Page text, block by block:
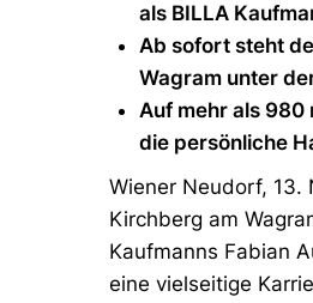
als BILLA
Ab sofort steht
Wagram unter
Auf mehr als 980
die persönliche
Wiener Neudorf, 13.
Kirchberg am
Kaufmanns Fabian
eine vielseitige